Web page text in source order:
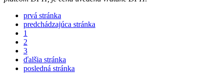
prvá stránka
predchádzajúca stránka
1
2
3
ďalšia stránka
posledná stránka